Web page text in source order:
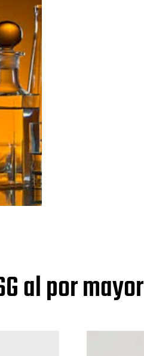
al por mayor